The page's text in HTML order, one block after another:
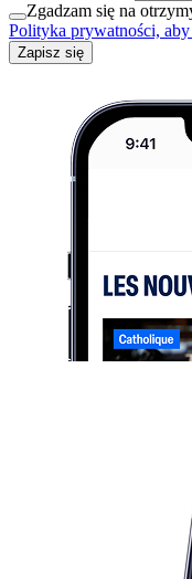
Zgadzam się na
Polityka prywatności,
Zapisz się